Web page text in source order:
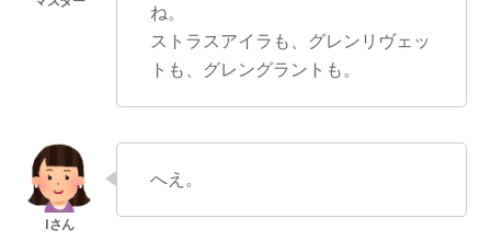
ね。
ストラスアイラも、グレンリヴェッ
トも、グレングラントも。
へえ。